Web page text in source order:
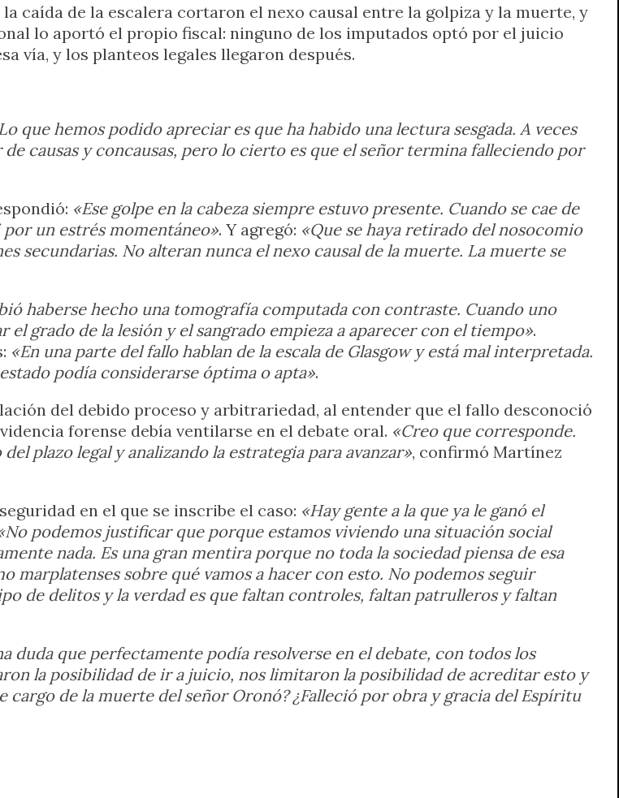
caída de la escalera cortaron el nexo causal entre la golpiza y la muerte, y
lo aportó el propio fiscal: ninguno de los imputados optó por el juicio
vía, y los planteos legales llegaron después.
que hemos podido apreciar es que ha habido una lectura sesgada. A veces
causas y concausas, pero lo cierto es que el señor termina falleciendo por
«Ese golpe en la cabeza siempre estuvo presente. Cuando se cae de
por un estrés momentáneo». Y agregó: «Que se haya retirado del nosocomio
secundarias. No alteran nunca el nexo causal de la muerte. La muerte se
haberse hecho una tomografía computada con contraste. Cuando uno
el grado de la lesión y el sangrado empieza a aparecer con el tiempo».
«En una parte del fallo hablan de la escala de Glasgow y está mal interpretada.
podía considerarse óptima o apta».
del debido proceso y arbitrariedad, al entender que el fallo desconoció
forense debía ventilarse en el debate oral. «Creo que corresponde.
plazo legal y analizando la estrategia para avanzar», confirmó Martínez
en el que se inscribe el caso: «Hay gente a la que ya le ganó el
podemos justificar que porque estamos viviendo una situación social
nada. Es una gran mentira porque no toda la sociedad piensa de esa
marplatenses sobre qué vamos a hacer con esto. No podemos seguir
de delitos y la verdad es que faltan controles, faltan patrulleros y faltan
duda que perfectamente podía resolverse en el debate, con todos los
la posibilidad de ir a juicio, nos limitaron la posibilidad de acreditar esto y
de la muerte del señor Oronó? ¿Falleció por obra y gracia del Espíritu